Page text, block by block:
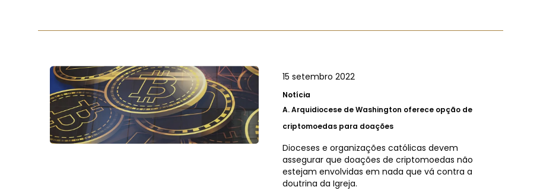
15 setembro 2022
Notícia
A.Arquidiocese de Washington oferece opção de
criptomoedas para doações
Dioceses e organizações católicas devem
assegurar que doações de criptomoedas não
estejam envolvidas em nada que vá contra a
doutrina da Igreja.